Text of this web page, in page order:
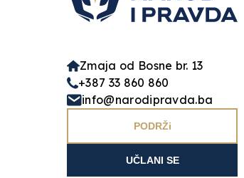
Zmaja od Bosne br. 13
+387 33 860 860
info@narodipravda.ba
PODRŽi
UČLANI SE